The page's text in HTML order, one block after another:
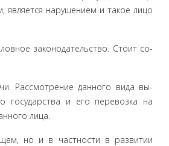
является нарушением и такое лицо
законодательство. Стоит со­
Рассмотрение данного вида вы­
государства и его перевозка на
лица.
но и в частности в развитии